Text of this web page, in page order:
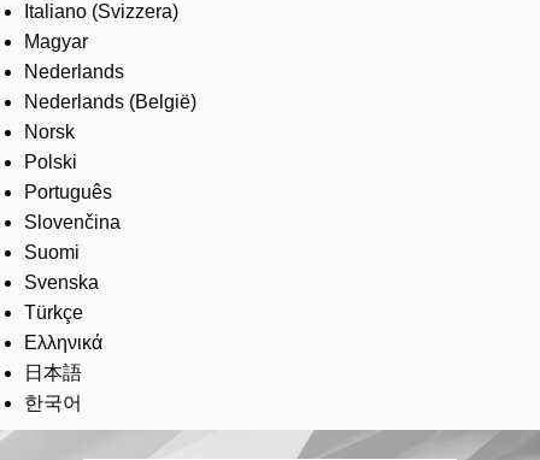
Italiano (Svizzera)
Magyar
Nederlands
Nederlands (België)
Norsk
Polski
Português
Slovenčina
Suomi
Svenska
Türkçe
Ελληνικά
日本語
한국어